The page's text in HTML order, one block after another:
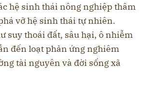
hệ sinh thái nông nghiệp thâm
vỡ hệ sinh thái tự nhiên.
suy thoái đất, sâu hại, ô nhiễm
đến loạt phản ứng nghiêm
tài nguyên và đời sống xã